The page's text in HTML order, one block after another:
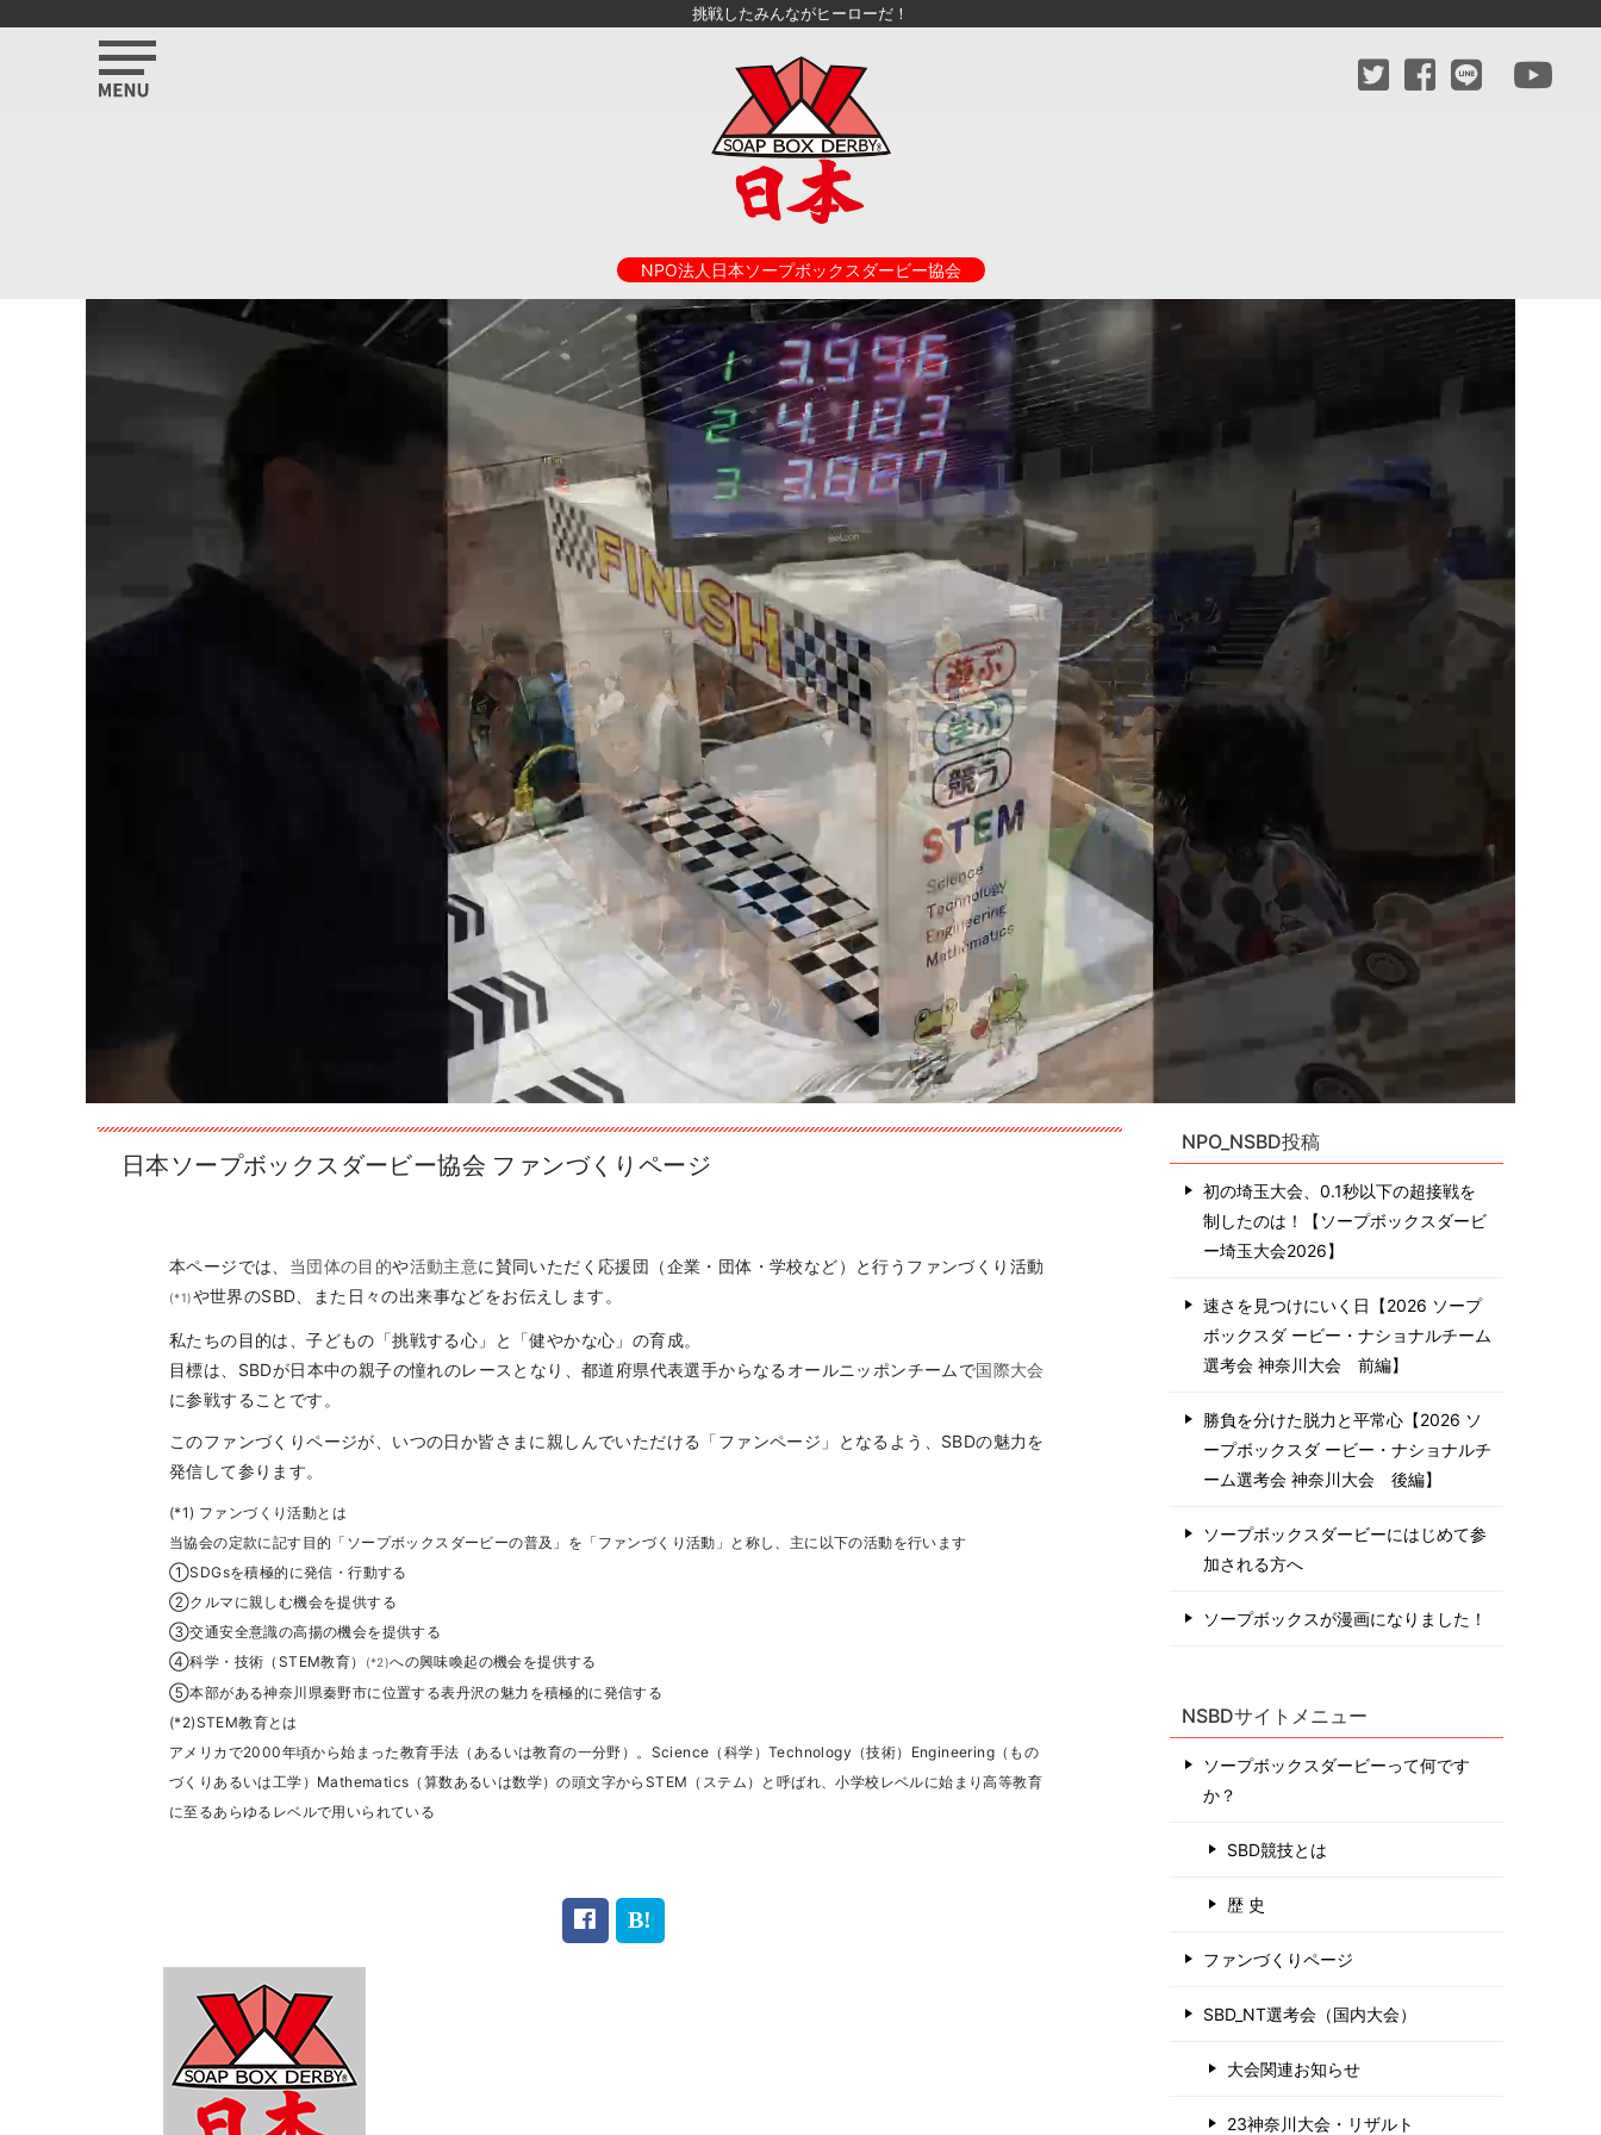
挑戦したみんながヒーローだ！
NPO法人日本ソープボックスダービー協会
日本ソープボックスダービー協会 ファンづくりページ
本ページでは、 当団体の目的や活動主意に賛同いただく応援団（企業・団体・学校など）と行うファンづくり活動
(*1)や世界のSBD、また日々の出来事などをお伝えします。
私たちの目的は、子どもの「挑戦する心」と「健やかな心」の育成。
目標は、SBDが日本中の親子の憧れのレースとなり、都道府県代表選手からなるオールニッポンチームで国際大会
に参戦することです。
このファンづくりページが、いつの日か皆さまに親しんでいただける「ファンページ」となるよう、SBDの魅力を
発信して参ります。
(*1) ファンづくり活動とは
当協会の定款に記す目的「ソープボックスダービーの普及」を「ファンづくり活動」と称し、主に以下の活動を行います
①SDGsを積極的に発信・行動する
②クルマに親しむ機会を提供する
③交通安全意識の高揚の機会を提供する
④科学・技術（STEM教育）
(*2)への興味喚起の機会を提供する
⑤本部がある神奈川県秦野市に位置する表丹沢の魅力を積極的に発信する
(*2)STEM教育とは
アメリカで2000年頃から始まった教育手法（あるいは教育の一分野）。Science（科学）Technology（技術）Engineering（もの
づくりあるいは工学）Mathematics（算数あるいは数学）の頭文字からSTEM（ステム）と呼ばれ、小学校レベルに始まり高等教育
に至るあらゆるレベルで用いられている
NPO_NSBD投稿
初の埼玉大会、0.1秒以下の超接戦を
制したのは！【ソープボックスダービ
ー埼玉大会2026】
速さを見つけにいく日【2026 ソープ
ボックスダ ービー・ナショナルチーム
選考会 神奈川⼤会 前編】
勝負を分けた脱力と平常心【2026 ソ
ープボックスダ ービー・ナショナルチ
ーム選考会 神奈川⼤会 後編】
ソープボックスダービーにはじめて参
加される方へ
ソープボックスが漫画になりました！
NSBDサイトメニュー
ソープボックスダービーって何です
か？
SBD競技とは
歴 史
ファンづくりページ
SBD_NT選考会（国内大会）
大会関連お知らせ
23神奈川大会・リザルト